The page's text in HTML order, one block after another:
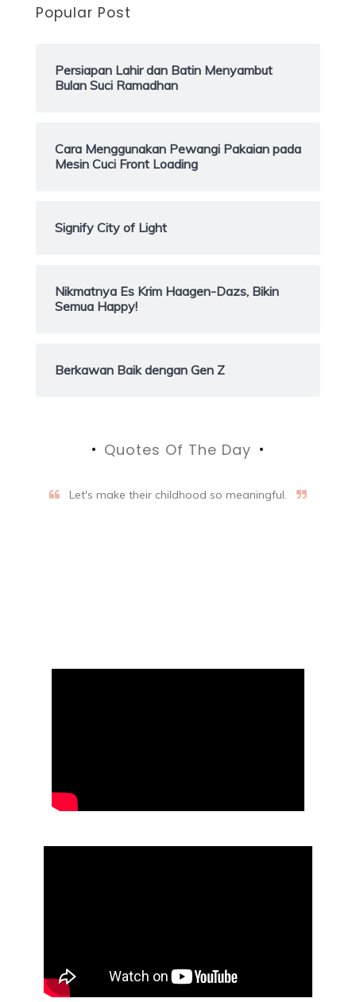
Popular Post
Persiapan Lahir dan Batin Menyambut
Bulan Suci Ramadhan
Cara Menggunakan Pewangi Pakaian pada
Mesin Cuci Front Loading
Signify City of Light
Nikmatnya Es Krim Haagen-Dazs, Bikin
Semua Happy!
Berkawan Baik dengan Gen Z
Quotes Of The Day
Let's make their childhood so meaningful.